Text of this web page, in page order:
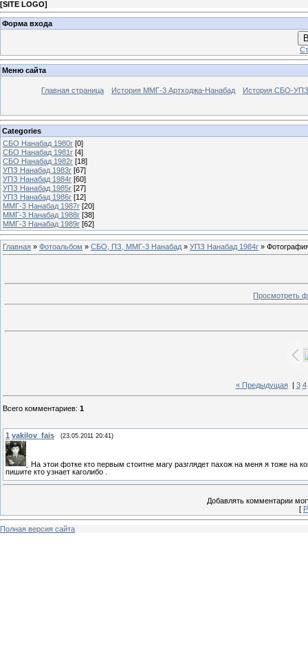
[SITE LOGO]
Форма входа
Меню сайта
Главная страница История ММГ-3 Артходжа-Нанабад История СБО-УПЗ
Categories
СБО Нанабад 1980г [0]
СБО Нанабад 1981г [4]
СБО Нанабад 1982г [18]
УПЗ Нанабад 1983г [67]
УПЗ Нанабад 1984г [60]
УПЗ Нанабад 1985г [27]
УПЗ Нанабад 1986г [12]
ММГ-3 Нанабад 1987г [20]
ММГ-3 Нанабад 1988г [38]
ММГ-3 Нанабад 1989г [62]
Главная » Фотоальбом » СБО, ПЗ, ММГ-3 Нанабад » УПЗ Нанабад 1984г »
Просмотреть
« Предыдущая| 3 4
Всего комментариев: 1
1 vakilov_fais (23.05.2011 20:41)
На этои фотке кто первым стоитне магу разглядет пахож на меня я тоже на
пишите кто узнает каголибо .
Добавлять комментарии
[
Полная версия сайта